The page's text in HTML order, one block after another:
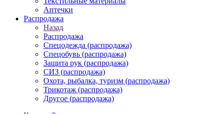
Аптечки
Распродажа
Назад
Распродажа
Спецодежда (распродажа)
Спецобувь (распродажа)
Защита рук (распродажа)
СИЗ (распродажа)
Охота, рыбалка, туризм (распродажа)
Трикотаж (распродажа)
Другое (распродажа)